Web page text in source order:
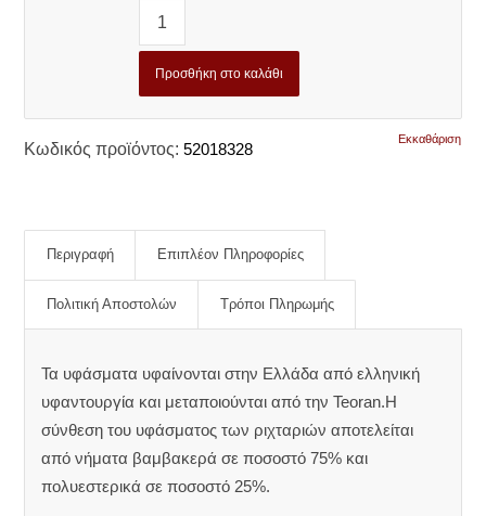
Εκκαθάριση
Προσθήκη στο καλάθι
Κωδικός προϊόντος: 52018328
Περιγραφή Επιπλέον Πληροφορίες
Πολιτική Αποστολών Τρόποι Πληρωμής
Τα υφάσματα υφαίνονται στην Ελλάδα από ελληνική
υφαντουργία και μεταποιούνται από την Teoran.Η
σύνθεση του υφάσματος των ριχταριών αποτελείται
από νήματα βαμβακερά σε ποσοστό 75% και
πολυεστερικά σε ποσοστό 25%.